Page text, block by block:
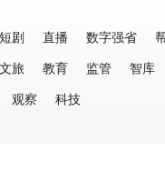
短剧 直播 数字强省
文旅 教育 监管 智库
观察 科技